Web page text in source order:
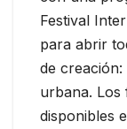
Festival
para abrir
de creación:
urbana. Los
disponibles